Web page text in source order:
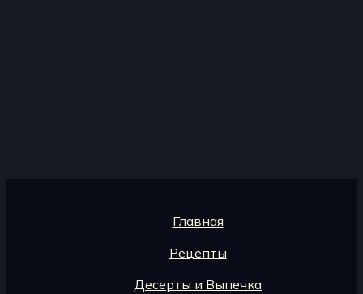
Главная
Рецепты
Десерты и Выпечка